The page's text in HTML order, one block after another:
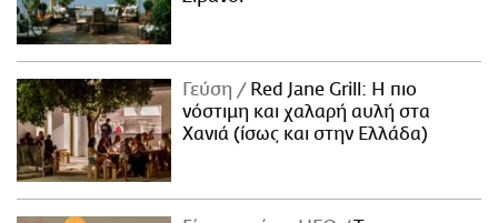
Γεύση
Red Jane Grill: Η πιο
νόστιμη και χαλαρή αυλή στα
Χανιά (ίσως και στην Ελλάδα)